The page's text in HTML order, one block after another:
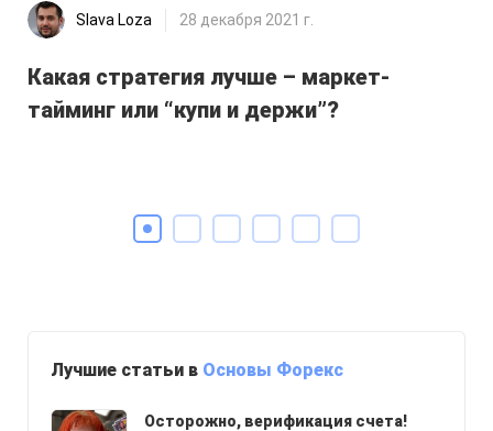
Slava Loza 28 декабря 2021 г.
Какая стратегия лучше – маркет-
тайминг или “купи и держи”?
Лучшие статьи в Основы Форекс
Осторожно, верификация счета!